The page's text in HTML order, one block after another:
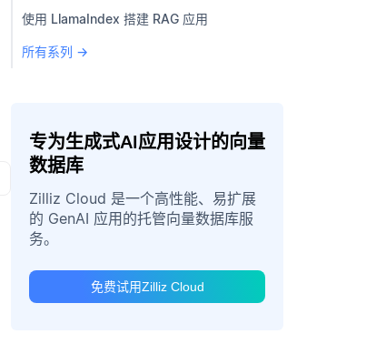
使用 LlamaIndex 搭建 RAG 应用
所有系列 →
专为生成式AI应用设计的向量
数据库
Zilliz Cloud 是一个高性能、易扩展
的 GenAI 应用的托管向量数据库服
务。
免费试用Zilliz Cloud